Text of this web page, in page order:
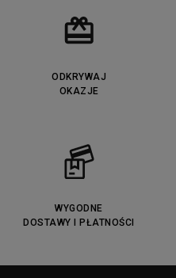
ODKRYWAJ
OKAZJE
WYGODNE
DOSTAWY I PŁATNOŚCI